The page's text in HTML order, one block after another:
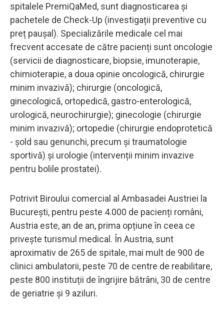
spitalele PremiQaMed, sunt diagnosticarea și
pachetele de Check-Up (investigații preventive cu
preț paușal). Specializările medicale cel mai
frecvent accesate de către pacienți sunt oncologie
(servicii de diagnosticare, biopsie, imunoterapie,
chimioterapie, a doua opinie oncologică, chirurgie
minim invazivă); chirurgie (oncologică,
ginecologică, ortopedică, gastro-enterologică,
urologică, neurochirurgie); ginecologie (chirurgie
minim invazivă); ortopedie (chirurgie endoprotetică
- șold sau genunchi, precum și traumatologie
sportivă) și urologie (intervenții minim invazive
pentru bolile prostatei).
Potrivit Biroului comercial al Ambasadei Austriei la
București, pentru peste 4.000 de pacienți români,
Austria este, an de an, prima opțiune în ceea ce
privește turismul medical. În Austria, sunt
aproximativ de 265 de spitale, mai mult de 900 de
clinici ambulatorii, peste 70 de centre de reabilitare,
peste 800 instituții de îngrijire bătrâni, 30 de centre
de geriatrie și 9 aziluri.